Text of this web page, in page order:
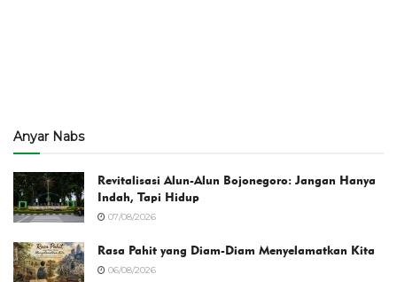
Anyar Nabs
Revitalisasi Alun-Alun Bojonegoro: Jangan Hanya
Indah, Tapi Hidup
07/08/2026
Rasa Pahit yang Diam-Diam Menyelamatkan Kita
06/08/2026